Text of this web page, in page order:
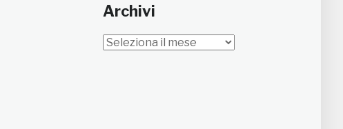
Archivi
Archivi